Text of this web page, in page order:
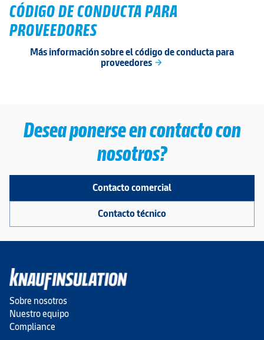
CÓDIGO DE CONDUCTA PARA
PROVEEDORES
Más información sobre el código de conducta para
proveedores arrow_forward
Desea ponerse en contacto con
nosotros?
Contacto comercial
Contacto técnico
Sobre nosotros
Nuestro equipo
Compliance